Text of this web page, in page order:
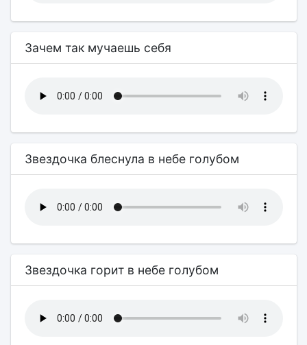
Зачем так мучаешь себя
Звездочка блеснула в небе голубом
Звездочка горит в небе голубом